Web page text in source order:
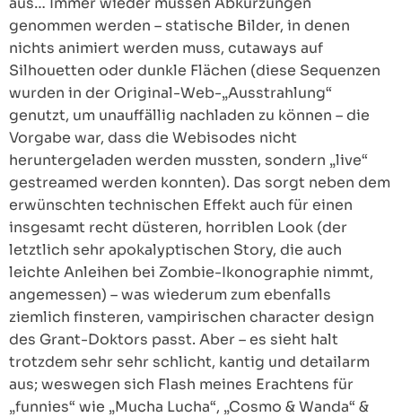
genommen werden – statische Bilder, in denen
nichts animiert werden muss, cutaways auf
Silhouetten oder dunkle Flächen (diese Sequenzen
wurden in der Original-Web-„Ausstrahlung“
genutzt, um unauffällig nachladen zu können – die
Vorgabe war, dass die Webisodes nicht
heruntergeladen werden mussten, sondern „live“
gestreamed werden konnten). Das sorgt neben dem
erwünschten technischen Effekt auch für einen
insgesamt recht düsteren, horriblen Look (der
letztlich sehr apokalyptischen Story, die auch
leichte Anleihen bei Zombie-Ikonographie nimmt,
angemessen) – was wiederum zum ebenfalls
ziemlich finsteren, vampirischen character design
des Grant-Doktors passt. Aber – es sieht halt
trotzdem sehr sehr schlicht, kantig und detailarm
aus; weswegen sich Flash meines Erachtens für
„funnies“ wie „Mucha Lucha“, „Cosmo & Wanda“ &